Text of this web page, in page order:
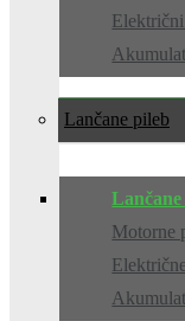
Lančane pile
Motorne